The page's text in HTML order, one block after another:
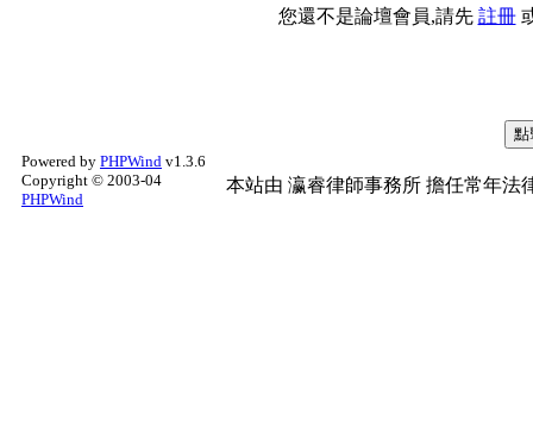
您還不是論壇會員,請先 註冊
Powered by PHPWind v1.3.6
Copyright © 2003-04
PHPWind
本站由 瀛睿律師事務所 擔任常年法